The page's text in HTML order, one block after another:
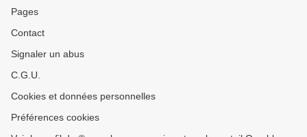
Pages
Contact
Signaler un abus
C.G.U.
Cookies et données personnelles
Préférences cookies